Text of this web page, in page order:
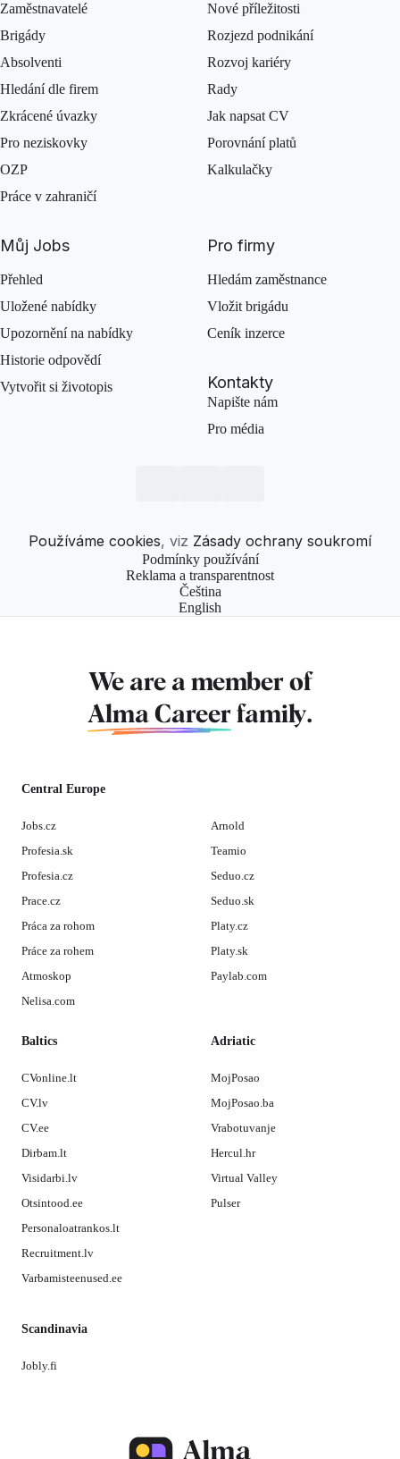
Zaměstnavatelé
Brigády
Absolventi
Hledání dle firem
Zkrácené úvazky
Pro neziskovky
OZP
Práce v zahraničí
Nové příležitosti
Rozjezd podnikání
Rozvoj kariéry
Rady
Jak napsat CV
Porovnání platů
Kalkulačky
Můj Jobs
Přehled
Uložené nabídky
Upozornění na nabídky
Historie odpovědí
Vytvořit si životopis
Pro firmy
Hledám zaměstnance
Vložit brigádu
Ceník inzerce
Kontakty
Napište nám
Pro média
Používáme cookies, viz Zásady ochrany soukromí
Podmínky používání
Reklama a transparentnost
Čeština
English
We are a member of
Alma Career family.
Central Europe
Jobs.cz
Profesia.sk
Profesia.cz
Prace.cz
Práca za rohom
Práce za rohem
Atmoskop
Nelisa.com
Arnold
Teamio
Seduo.cz
Seduo.sk
Platy.cz
Platy.sk
Paylab.com
Baltics
CVonline.lt
CV.lv
CV.ee
Dirbam.lt
Visidarbi.lv
Otsintood.ee
Personaloatrankos.lt
Recruitment.lv
Varbamisteenused.ee
Adriatic
MojPosao
MojPosao.ba
Vrabotuvanje
Hercul.hr
Virtual Valley
Pulser
Scandinavia
Jobly.fi